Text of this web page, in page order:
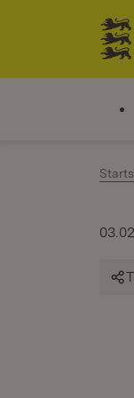
Zum Inhalt
Link